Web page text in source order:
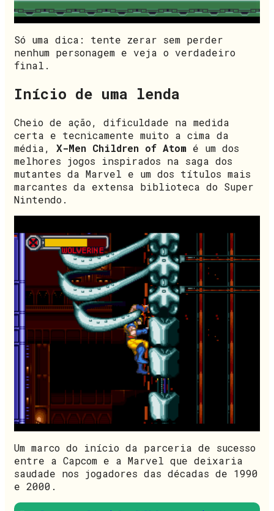
Só uma dica: tente zerar sem perder
nenhum personagem e veja o verdadeiro
final.
Início de uma lenda
Cheio de ação, dificuldade na medida
certa e tecnicamente muito a cima da
média, X-Men Children of Atom é um dos
melhores jogos inspirados na saga dos
mutantes da Marvel e um dos títulos mais
marcantes da extensa biblioteca do Super
Nintendo.
Um marco do início da parceria de sucesso
entre a Capcom e a Marvel que deixaria
saudade nos jogadores das décadas de 1990
e 2000.